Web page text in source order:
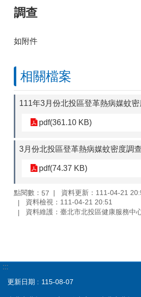
調查
如附件
相關檔案
111年3月份北投區登革熱病媒蚊
pdf(361.10 KB)
3月份北投區登革熱病媒蚊密度調
pdf(74.37 KB)
點閱數： 57
資料更新：111-04-21
資料檢視：111-04-21 20:51
資料維護：臺北市北投區健康服務中
:::
更新日期 115-08-07